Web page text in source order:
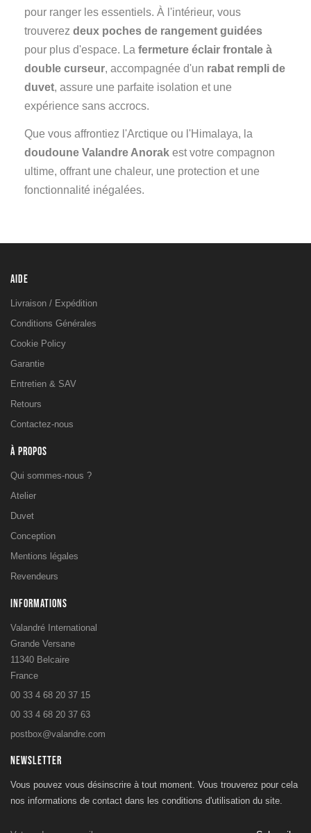
pour ranger les essentiels. À l'intérieur, vous
trouverez deux poches de rangement guidées
pour plus d'espace. La fermeture éclair frontale à
double curseur, accompagnée d'un rabat rempli de
duvet, assure une parfaite isolation et une
expérience sans accrocs.
Que vous affrontiez l'Arctique ou l'Himalaya, la
doudoune Valandre Anorak est votre compagnon
ultime, offrant une chaleur, une protection et une
fonctionnalité inégalées.
AIDE
Livraison / Expédition
Conditions Générales
Cookie Policy
Garantie
Entretien & SAV
Retours
Contactez-nous
À PROPOS
Qui sommes-nous ?
Atelier
Duvet
Conception
Mentions légales
Revendeurs
INFORMATIONS
Valandré International
Grande Versane
11340 Belcaire
France
00 33 4 68 20 37 15
00 33 4 68 20 37 63
postbox@valandre.com
NEWSLETTER
Vous pouvez vous désinscrire à tout moment. Vous trouverez pour cela
nos informations de contact dans les conditions d'utilisation du site.